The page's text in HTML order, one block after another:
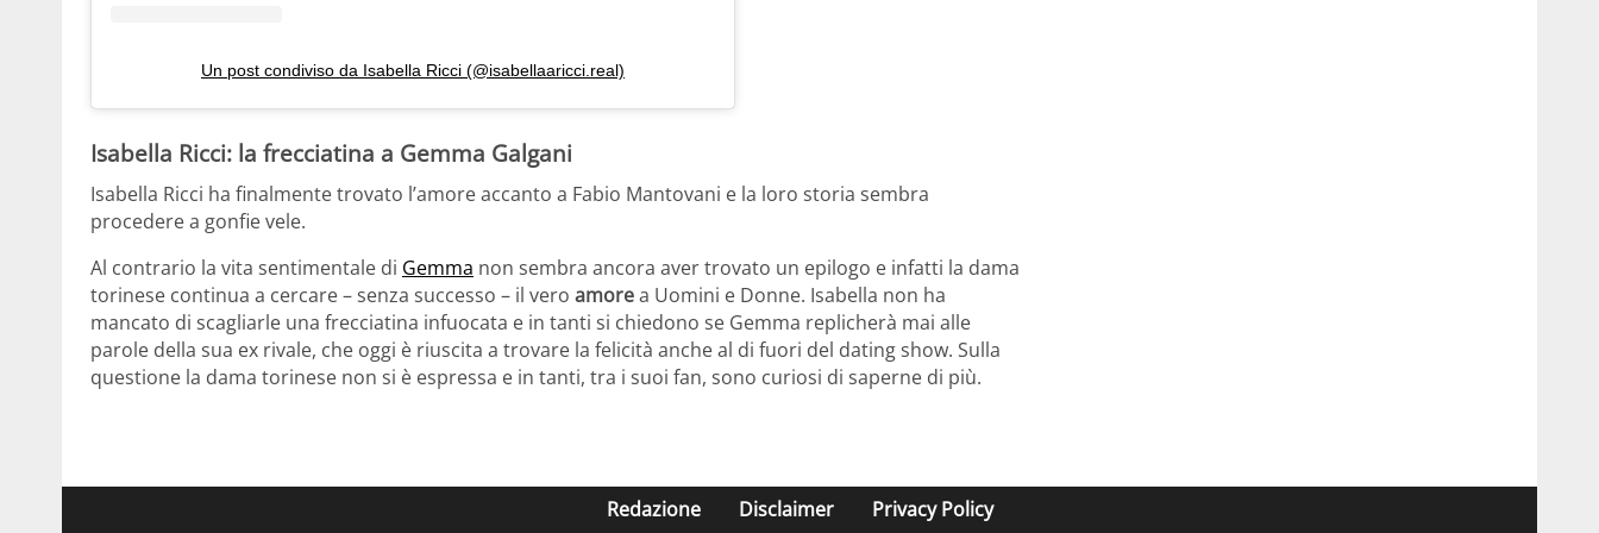
Un post condiviso da Isabella Ricci (@isabellaaricci.real)
Isabella Ricci: la frecciatina a Gemma Galgani
Isabella Ricci ha finalmente trovato l’amore accanto a Fabio Mantovani e la loro storia sembra
procedere a gonfie vele.
Al contrario la vita sentimentale di Gemma non sembra ancora aver trovato un epilogo e infatti la dama
torinese continua a cercare – senza successo – il vero amorea Uomini e Donne. Isabella non ha
mancato di scagliarle una frecciatina infuocata e in tanti si chiedono se Gemma replicherà mai alle
parole della sua ex rivale, che oggi è riuscita a trovare la felicità anche al di fuori del dating show. Sulla
questione la dama torinese non si è espressa e in tanti, tra i suoi fan, sono curiosi di saperne di più.
Redazione Disclaimer Privacy Policy